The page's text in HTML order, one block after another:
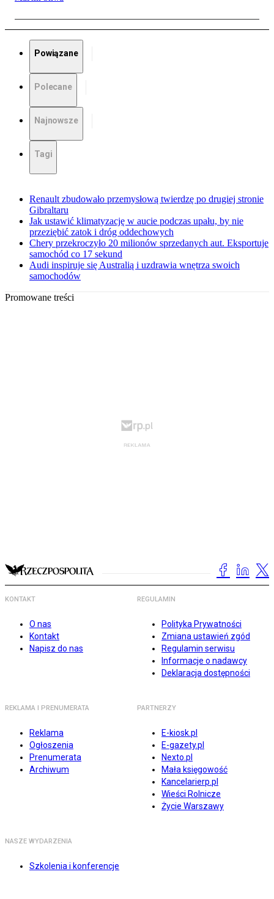
Powiązane
Polecane
Najnowsze
Tagi
Renault zbudowało przemysłową twierdzę po drugiej stronie
Gibraltaru
Jak ustawić klimatyzację w aucie podczas upału, by nie
przeziębić zatok i dróg oddechowych
Chery przekroczyło 20 milionów sprzedanych aut. Eksportuje
samochód co 17 sekund
Audi inspiruje się Australią i uzdrawia wnętrza swoich
samochodów
Promowane treści
KONTAKT
O nas
Kontakt
Napisz do nas
REGULAMIN
Polityka Prywatności
Zmiana ustawień zgód
Regulamin serwisu
Informacje o nadawcy
Deklaracja dostępności
REKLAMA I PRENUMERATA
Reklama
Ogłoszenia
Prenumerata
Archiwum
PARTNERZY
E-kiosk.pl
E-gazety.pl
Nexto.pl
Mała księgowość
Kancelarierp.pl
Wieści Rolnicze
Życie Warszawy
NASZE WYDARZENIA
Szkolenia i konferencje